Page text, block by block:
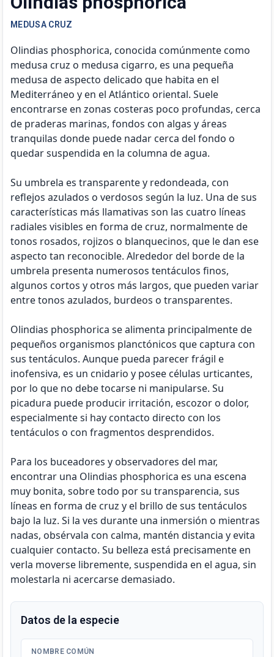
MEDUSA CRUZ
Olindias phosphorica, conocida comúnmente como
medusa cruz o medusa cigarro, es una pequeña
medusa de aspecto delicado que habita en el
Mediterráneo y en el Atlántico oriental. Suele
encontrarse en zonas costeras poco profundas, cerca
de praderas marinas, fondos con algas y áreas
tranquilas donde puede nadar cerca del fondo o
quedar suspendida en la columna de agua.
Su umbrela es transparente y redondeada, con
reflejos azulados o verdosos según la luz. Una de sus
características más llamativas son las cuatro líneas
radiales visibles en forma de cruz, normalmente de
tonos rosados, rojizos o blanquecinos, que le dan ese
aspecto tan reconocible. Alrededor del borde de la
umbrela presenta numerosos tentáculos finos,
algunos cortos y otros más largos, que pueden variar
entre tonos azulados, burdeos o transparentes.
Olindias phosphorica se alimenta principalmente de
pequeños organismos planctónicos que captura con
sus tentáculos. Aunque pueda parecer frágil e
inofensiva, es un cnidario y posee células urticantes,
por lo que no debe tocarse ni manipularse. Su
picadura puede producir irritación, escozor o dolor,
especialmente si hay contacto directo con los
tentáculos o con fragmentos desprendidos.
Para los buceadores y observadores del mar,
encontrar una Olindias phosphorica es una escena
muy bonita, sobre todo por su transparencia, sus
líneas en forma de cruz y el brillo de sus tentáculos
bajo la luz. Si la ves durante una inmersión o mientras
nadas, obsérvala con calma, mantén distancia y evita
cualquier contacto. Su belleza está precisamente en
verla moverse libremente, suspendida en el agua, sin
molestarla ni acercarse demasiado.
Datos de la especie
NOMBRE COMÚN